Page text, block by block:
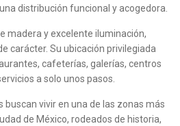
distribución funcional y acogedora.
madera y excelente iluminación,
carácter. Su ubicación privilegiada
cafeterías, galerías, centros
a solo unos pasos.
vivir en una de las zonas más
de México, rodeados de historia,